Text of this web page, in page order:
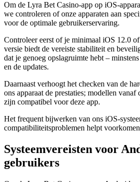
Om de Lyra Bet Casino-app op iOS-
we controleren of onze apparaten aan
voor de optimale gebruikerservaring.
Controleer eerst of je minimaal iOS 12.0
versie biedt de vereiste stabiliteit en
dat je genoeg opslagruimte hebt –
en de updates.
Daarnaast verhoogt het checken van de
ons apparaat de prestaties; modellen
zijn compatibel voor deze app.
Het frequent bijwerken van ons iOS-
compatibiliteitsproblemen helpt
Systeemvereisten voor
gebruikers